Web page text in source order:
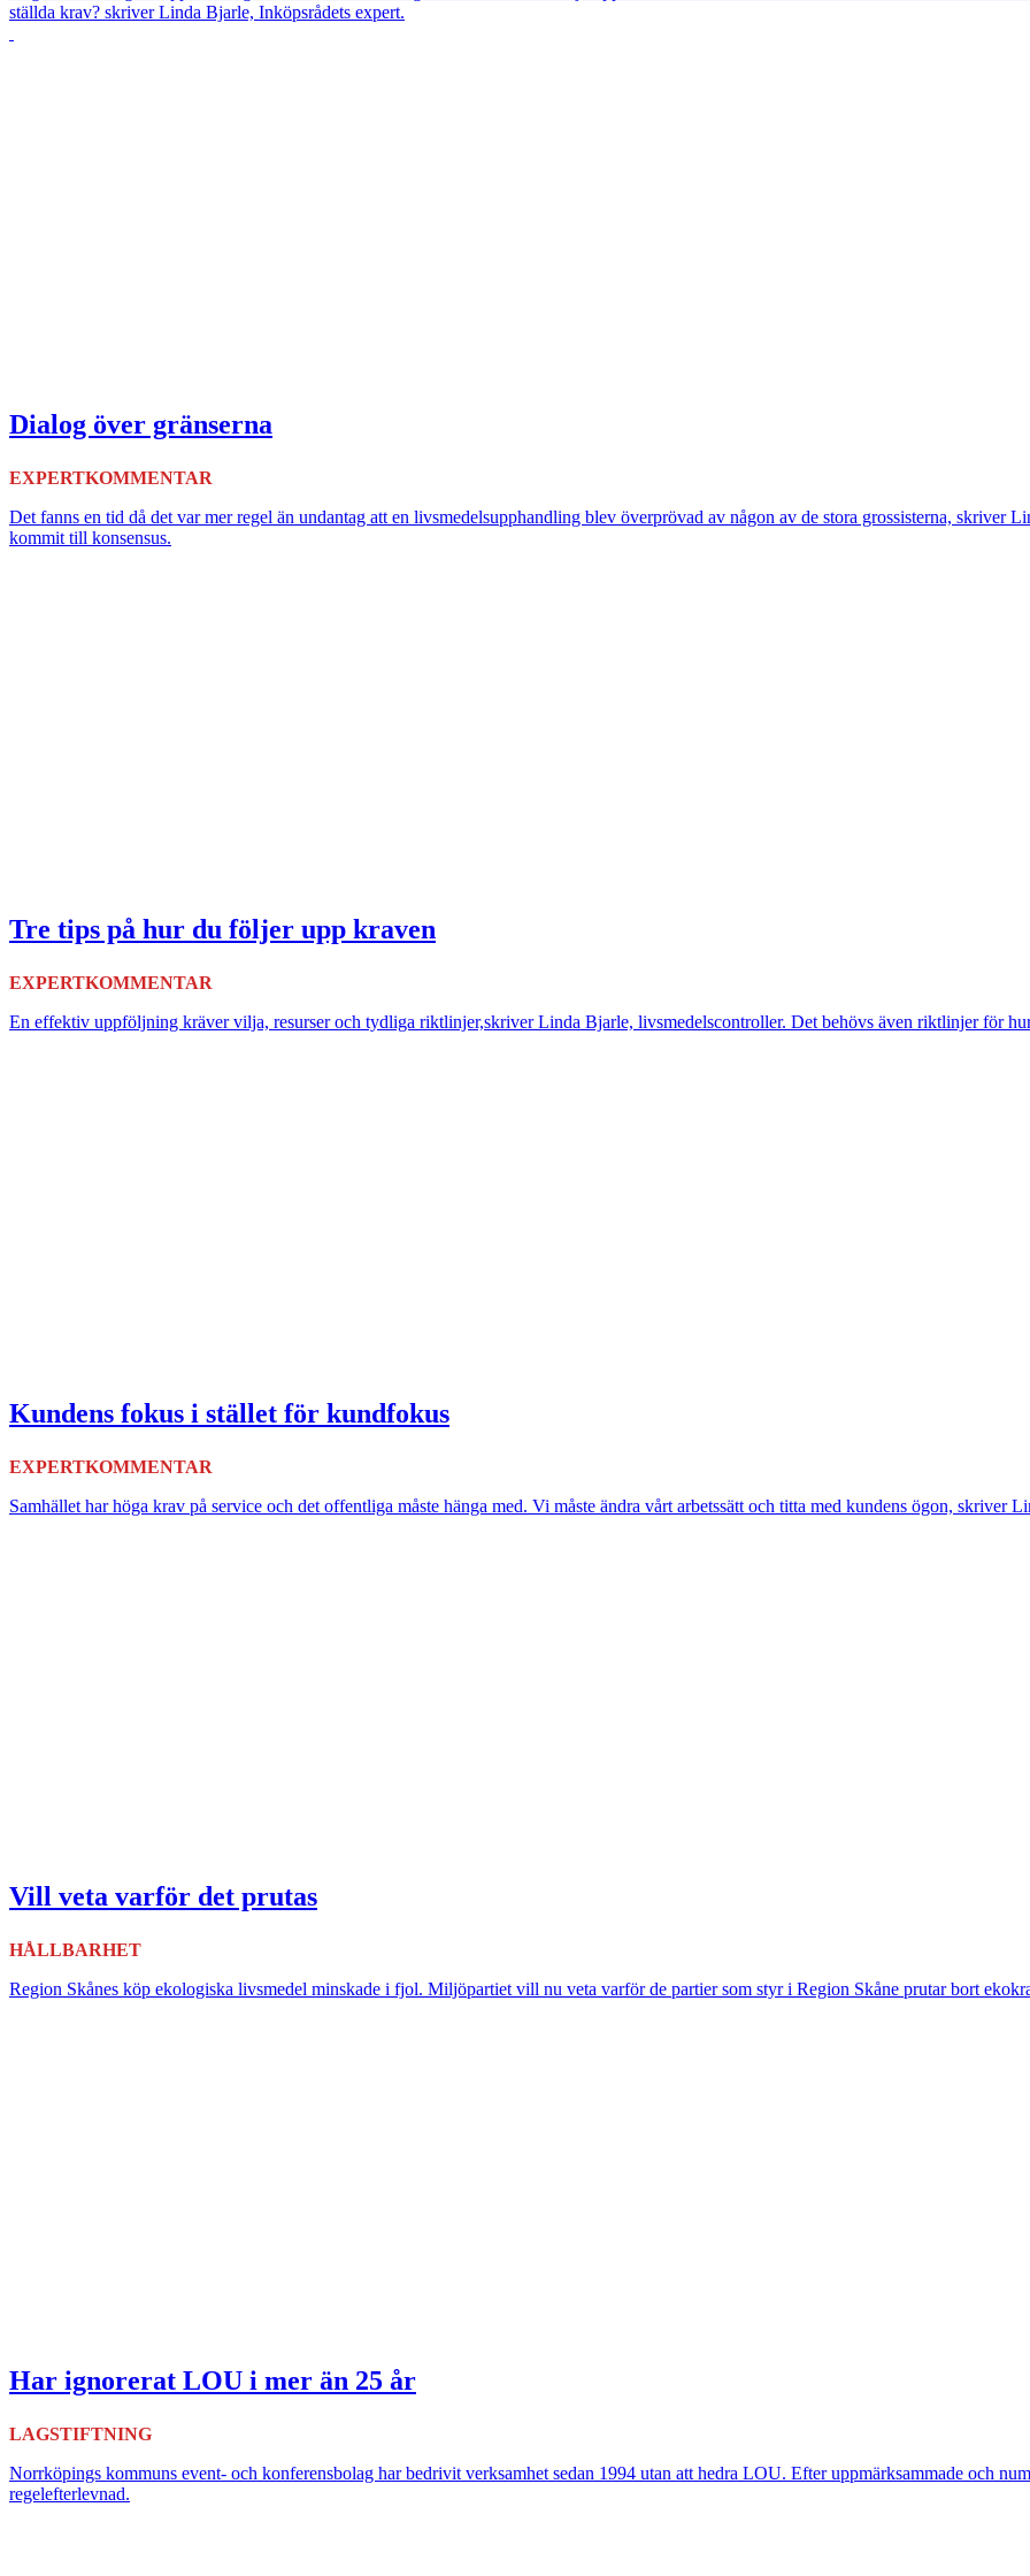
ställda krav? skriver Linda Bjarle, Inköpsrådets expert.
Dialog över gränserna
EXPERTKOMMENTAR
Det fanns en tid då det var mer regel än undantag att en livsmedelsupphandling blev överprövad av någon av de stora grossisterna, skriver
kommit till konsensus.
Tre tips på hur du följer upp kraven
EXPERTKOMMENTAR
En effektiv uppföljning kräver vilja, resurser och tydliga riktlinjer,skriver Linda Bjarle, livsmedelscontroller. Det behövs även riktlinjer för
Kundens fokus i stället för kundfokus
EXPERTKOMMENTAR
Samhället har höga krav på service och det offentliga måste hänga med. Vi måste ändra vårt arbetssätt och titta med kundens ögon, skriver
Vill veta varför det prutas
HÅLLBARHET
Region Skånes köp ekologiska livsmedel minskade i fjol. Miljöpartiet vill nu veta varför de partier som styr i Region Skåne prutar bort
Har ignorerat LOU i mer än 25 år
LAGSTIFTNING
Norrköpings kommuns event- och konferensbolag har bedrivit verksamhet sedan 1994 utan att hedra LOU. Efter uppmärksammade och
regelefterlevnad.